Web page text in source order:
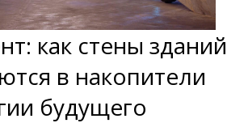
как стены зданий
в накопители
будущего